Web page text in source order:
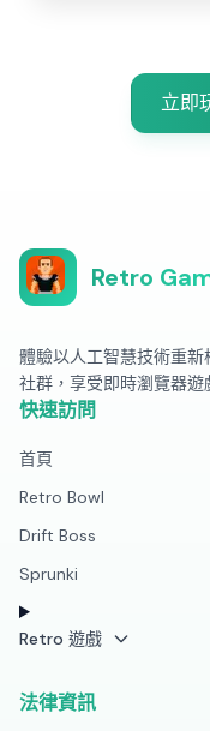
立即
Retro
體驗以人工智慧技術重
社群，享受即時瀏覽器遊
快速訪問
首頁
Retro Bowl
Drift Boss
Sprunki
Retro 遊戲
法律資訊